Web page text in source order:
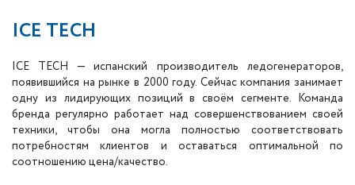
ICE TECH
ICE TECH — испанский производитель ледогенераторов,
появившийся на рынке в 2000 году. Сейчас компания занимает
одну из лидирующих позиций в своём сегменте. Команда
бренда регулярно работает над совершенствованием своей
техники, чтобы она могла полностью соответствовать
потребностям клиентов и оставаться оптимальной по
соотношению цена/качество.